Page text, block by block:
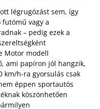
légrugózást sem, így
vagy a
– pedig ezek a
Motor modell
ami papíron jól hangzik,
km/h-ra gyorsulás csak
éppen sportautós
köszönhetően